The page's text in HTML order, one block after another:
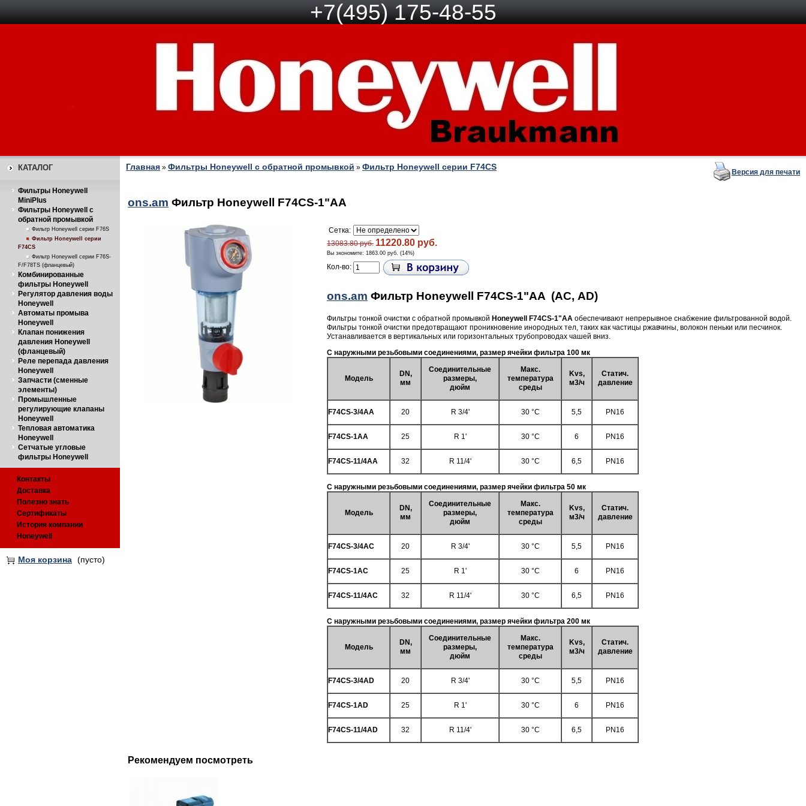
+7(495) 175-48-55
КАТАЛОГ
Фильтры Honeywell
MiniPlus
Фильтры Honeywell с
обратной промывкой
Фильтр Honeywell серии F76S
Фильтр Honeywell серии
F74CS
Фильтр Honeywell серии F76S-
F/F78TS (фланцевый)
Комбинированные
фильтры Honeywell
Регулятор давления воды
Honeywell
Автоматы промыва
Honeywell
Клапан понижения
давления Honeywell
(фланцевый)
Реле перепада давления
Honeywell
Запчасти (сменные
элементы)
Промышленные
регулирующие клапаны
Honeywell
Тепловая автоматика
Honeywell
Сетчатые угловые
фильтры Honeywell
Контакты
Доставка
Полезно знать
Сертификаты
История компании
Honeywell
Моя корзина (пусто)
Главная » Фильтры Honeywell с обратной промывкой » Фильтр Honeywell серии F74CS
Версия для печати
ons.am Фильтр Honeywell F74CS-1"AA
Сетка:
13083.80 руб. 11220.80 руб.
Вы экономите: 1863.00 руб. (14%)
Кол-во:
ons.am Фильтр Honeywell F74CS-1"AA (АС, AD)
Фильтры тонкой очистки с обратной промывкой Honeywell F74CS-1"AA обеспечивают непрерывное снабжение фильтрованной водой.
Фильтры тонкой очистки предотвращают проникновение инородных тел, таких как частицы ржавчины, волокон пеньки или песчинок.
Устанавливается в вертикальных или горизонтальных трубопроводах чашей вниз.
С наружными резьбовыми соединениями, размер ячейки фильтра 100 мк
Модель
DN,
мм
Соединительные
размеры,
дюйм
Макс.
температура
среды
Kvs,
м3/ч
Статич.
давление
F74CS-3/4AA 20 R 3/4' 30 °C 5,5 PN16
F74CS-1AA 25 R 1' 30 °C 6 PN16
F74CS-11/4AA 32 R 11/4' 30 °C 6,5 PN16
С наружными резьбовыми соединениями, размер ячейки фильтра 50 мк
Модель
DN,
мм
Соединительные
размеры,
дюйм
Макс.
температура
среды
Kvs,
м3/ч
Статич.
давление
F74CS-3/4AC 20 R 3/4' 30 °C 5,5 PN16
F74CS-1AC 25 R 1' 30 °C 6 PN16
F74CS-11/4AC 32 R 11/4' 30 °C 6,5 PN16
С наружными резьбовыми соединениями, размер ячейки фильтра 200 мк
Модель
DN,
мм
Соединительные
размеры,
дюйм
Макс.
температура
среды
Kvs,
м3/ч
Статич.
давление
F74CS-3/4AD 20 R 3/4' 30 °C 5,5 PN16
F74CS-1AD 25 R 1' 30 °C 6 PN16
F74CS-11/4AD 32 R 11/4' 30 °C 6,5 PN16
Рекомендуем посмотреть